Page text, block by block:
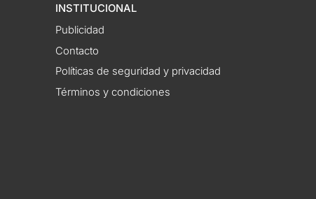
INSTITUCIONAL
Publicidad
Contacto
Políticas de seguridad y privacidad
Términos y condiciones